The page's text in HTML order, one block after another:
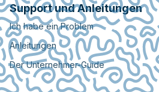
Support und Anleitungen
Ich habe ein Problem
Anleitungen
Der Unternehmer-Guide